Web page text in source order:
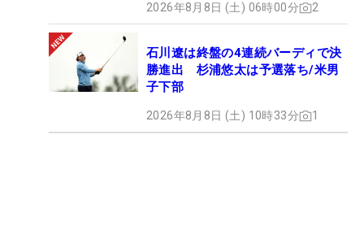
2026年8月8日 (土) 06時00分 2
石川遼は終盤の4連続バーディで決
勝進出 杉浦悠太は予選落ち/米男
子下部
2026年8月8日 (土) 10時33分 1